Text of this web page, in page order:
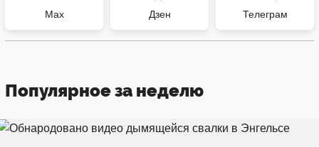
Max Дзен Телеграм
Популярное за неделю